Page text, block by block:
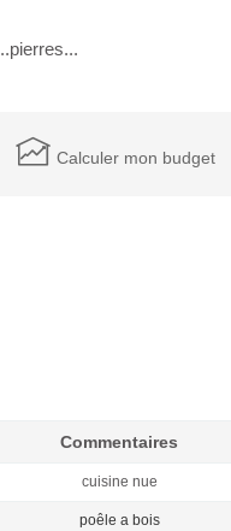
Calculer mon budget
Commentaires
cuisine nue
poêle a bois